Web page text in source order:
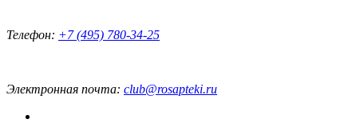
Телефон: +7 (495) 780-34-25
Электронная почта: club@rosapteki.ru